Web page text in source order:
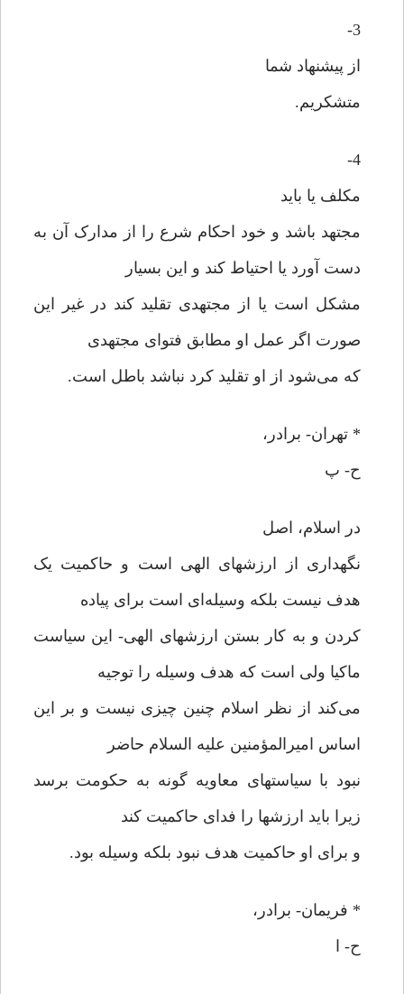
3-
از پیشنهاد شما
متشکریم.
4-
مکلف یا باید
مجتهد باشد و خود احکام شرع را از مدارک آن به
دست آورد یا احتیاط کند و این بسیار
مشکل است یا از مجتهدی تقلید کند در غیر این
صورت اگر عمل او مطابق فتوای مجتهدی
که می‌شود از او تقلید کرد نباشد باطل است.
* تهران- برادر،
ح- پ
در اسلام، اصل
نگهداری از ارزشهای الهی است و حاکمیت یک
هدف نیست بلکه وسیله‌ای است برای پیاده
کردن و به کار بستن ارزشهای الهی- این سیاست
ماکیا ولی است که هدف وسیله را توجیه
می‌کند از نظر اسلام چنین چیزی نیست و بر این
اساس امیرالمؤمنین علیه السلام حاضر
نبود با سیاستهای معاویه گونه به حکومت برسد
زیرا باید ارزشها را فدای حاکمیت کند
و برای او حاکمیت هدف نبود بلکه وسیله بود.
* فریمان- برادر،
ح- ا